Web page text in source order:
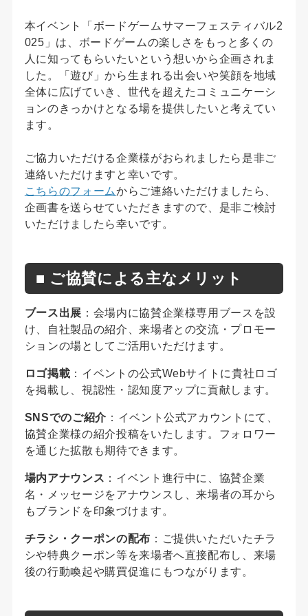
本イベント「ボードゲームサマーフェスティバル2
025」は、ボードゲームの楽しさをもっと多くの
人に知ってもらいたいという想いから企画されま
した。「遊び」から生まれる出会いや笑顔を地域
全体に広げていき、世代を超えたコミュニケーシ
ョンのきっかけとなる場を提供したいと考えてい
ます。
ご協力いただける企業様がおられましたら是非ご
連絡いただけますと幸いです。
こちらのフォームからご連絡いただけましたら、
企画書を送らせていただきますので、是非ご検討
いただけましたら幸いです。
■ ご協賛による主なメリット
ブース出展 ：会場内に協賛企業様専用ブースを設
け、自社製品の紹介、来場者との交流・プロモー
ションの場としてご活用いただけます。
ロゴ掲載 ：イベントの公式Webサイトに貴社ロゴ
を掲載し、視認性・認知度アップに貢献します。
SNSでのご紹介 ：イベント公式アカウントにて、
協賛企業様の紹介投稿をいたします。フォロワー
を通じた拡散も期待できます。
場内アナウンス ：イベント進行中に、協賛企業
名・メッセージをアナウンスし、来場者の耳から
もブランドを印象づけます。
チラシ・クーポンの配布 ：ご提供いただいたチラ
シや特典クーポン等を来場者へ直接配布し、来場
後の行動喚起や購買促進にもつながります。